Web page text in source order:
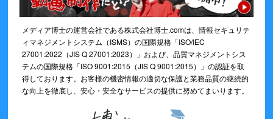
メディア博士の運営会社である株式会社博士.comは、情報セキュリテ
ィマネジメントシステム（ISMS）の国際規格「ISO/IEC
27001:2022（JIS Q 27001:2023）」および、品質マネジメントシス
テムの国際規格「ISO 9001:2015（JIS Q 9001:2015）」の認証を取
得しております。お客様の機密情報の適切な保護と業務品質の継続的
な向上を徹底し、安心・安全なサービスの提供に努めてまいります。